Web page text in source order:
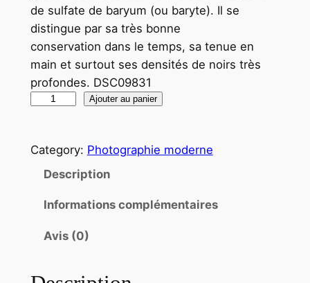
de sulfate de baryum (ou baryte). Il se
distingue par sa très bonne
conservation dans le temps, sa tenue en
main et surtout ses densités de noirs très
profondes. DSC09831
n
T
Ajouter au panier
Category: Photographie moderne
Description
Informations complémentaires
Avis (0)